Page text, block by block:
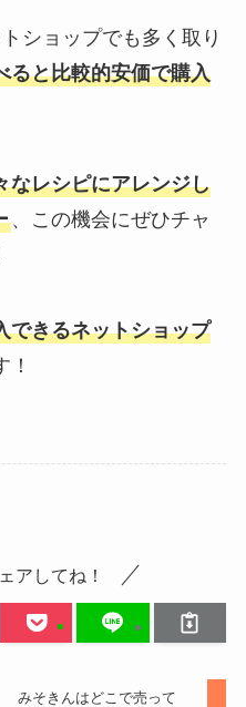
ショップでも多く取り
ると比較的安価で購入
なレシピにアレンジし
、この機会にぜひチャ
できるネットショップ
！
アしてね！
みそきんはどこで売って